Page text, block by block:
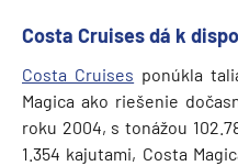
Costa Cruises dá k
Costa Cruises ponúkla
Magica ako riešenie
roku 2004, s tonážou
1.354 kajutami, Costa